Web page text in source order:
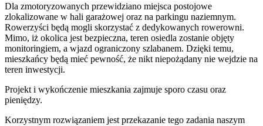
Dla zmotoryzowanych przewidziano miejsca postojowe
zlokalizowane w hali garażowej oraz na parkingu naziemnym.
Rowerzyści będą mogli skorzystać z dedykowanych rowerowni.
Mimo, iż okolica jest bezpieczna, teren osiedla zostanie objęty
monitoringiem, a wjazd ograniczony szlabanem. Dzięki temu,
mieszkańcy będą mieć pewność, że nikt niepożądany nie wejdzie na
teren inwestycji.
Projekt i wykończenie mieszkania zajmuje sporo czasu oraz
pieniędzy.
Korzystnym rozwiązaniem jest przekazanie tego zadania naszym